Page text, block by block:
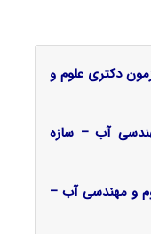
دکتری علوم و
آب – سازه
و مهندسی آب –